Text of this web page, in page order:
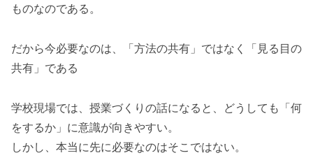
ものなのである。
だから今必要なのは、「方法の共有」ではなく「見る目の
共有」である
学校現場では、授業づくりの話になると、どうしても「何
をするか」に意識が向きやすい。
しかし、本当に先に必要なのはそこではない。